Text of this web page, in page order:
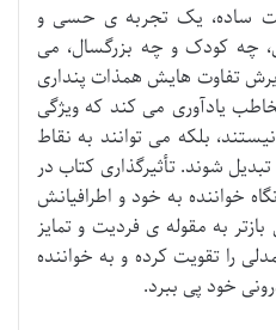
ساده، یک تجربه ی حسی و
چه کودک و چه بزرگسال، می
تفاوت هایش همذات پنداری
یادآوری می کند که ویژگی
بلکه می توانند به نقاط
شوند. تأثیرگذاری کتاب در
خواننده به خود و اطرافیانش
به مقوله ی فردیت و تمایز
را تقویت کرده و به خواننده
خود پی ببرد.